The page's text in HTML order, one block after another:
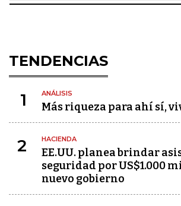
TENDENCIAS
1 ANÁLISIS
Más riqueza para ahí sí,
2 HACIENDA
EE.UU. planea brindar
seguridad por US$1.000
nuevo gobierno